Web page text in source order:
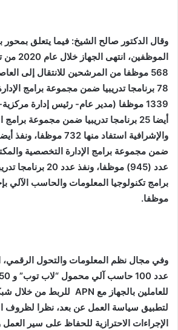
وقال الدكتور صالح الشيخ: فيما يتعلق بمحور
568 موظفا من المرشحين للانتقال إلى
78 برنامجا تدريبيا ضمن مجموعة برامج
1339 موظفا (مدير عام- رئيس إدارة
أيضا 25 برنامجا تدريبيا ضمن مجموعة
ضمن مجموعة برامج الإدارة التخصصية
عدد (945) موظفا، ونفذ
موظفا.
وفي مجال نظم المعلومات والتحول الرقمي،
للعاملين بالجهاز مع
للربط من خلال
لتطبيق سياسة العمل عن بعد، نظرا
الإجراءات الاحترازية للحفاظ على سير